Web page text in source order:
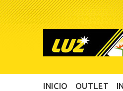
INICIO OUTLET